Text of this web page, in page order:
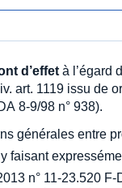
d’effet à l’égard
art. 1119 issu de
8-9/98 n° 938).
générales entre
faisant
n° 11-23.520